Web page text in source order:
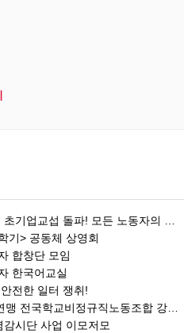
노동자의 노동기본권 쟁취! 민주노총 7.15 총파업대회
기> 공동체 상영회
합창단 모임
한국어교실
전한 일터 쟁취!
정규직노동조합 강원지부 김유미 춘천지회장
시단 사업 이모저모